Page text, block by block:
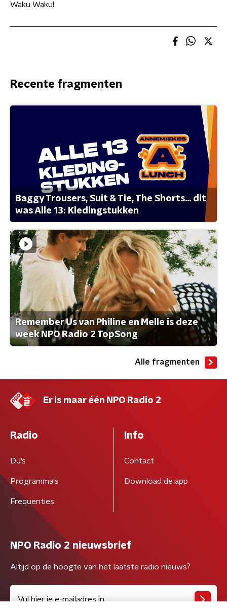
Waku Waku!
Recente fragmenten
Baggy Trousers, Suit & Tie, The Shorts... dit
was Alle 13: Kledingstukken
Remember Us van Philine en Melle is deze
week NPO Radio 2 TopSong
Alle fragmenten
Er is maar één NPO Radio 2
Radio
DJ’s
Programma's
Frequenties
Info
Contact
Download de app
NPO Radio 2 nieuwsbrief
Altijd op de hoogte van het laatste radio nieuws?